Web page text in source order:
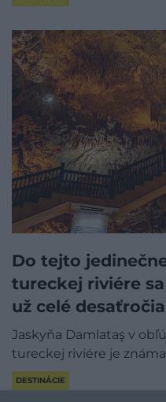
Do tejto
tureckej riviére
už celé desaťročia
Jaskyňa Damlataş v
tureckej riviére je
DESTINÁCIE